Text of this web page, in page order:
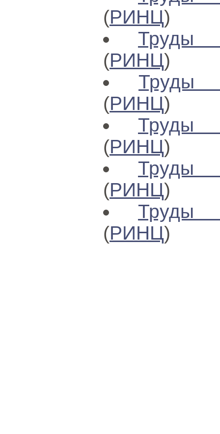
(РИНЦ)
Труды
(РИНЦ)
Труды
(РИНЦ)
Труды
(РИНЦ)
Труды
(РИНЦ)
Труды
(РИНЦ)